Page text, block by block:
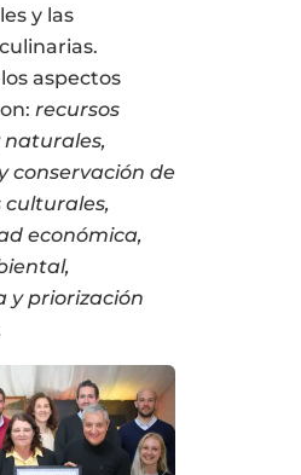
y las
aspectos
recursos
conservación de
culturales,
económica,
y priorización